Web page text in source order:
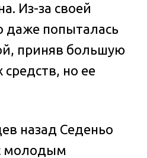
Из-за своей
даже попыталась
приняв большую
но ее
назад Седеньо
молодым